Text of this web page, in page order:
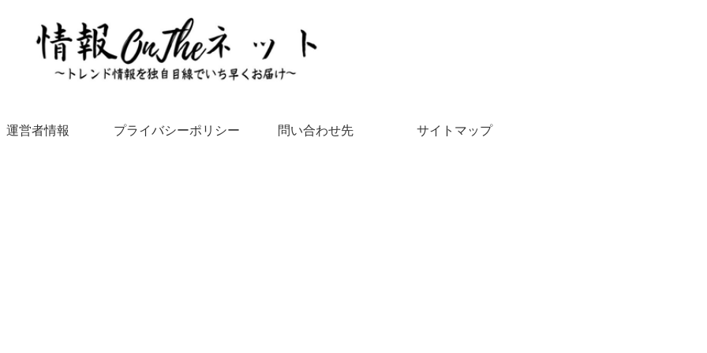
運営者情報 プライバシーポリシー 問い合わせ先 サイトマップ